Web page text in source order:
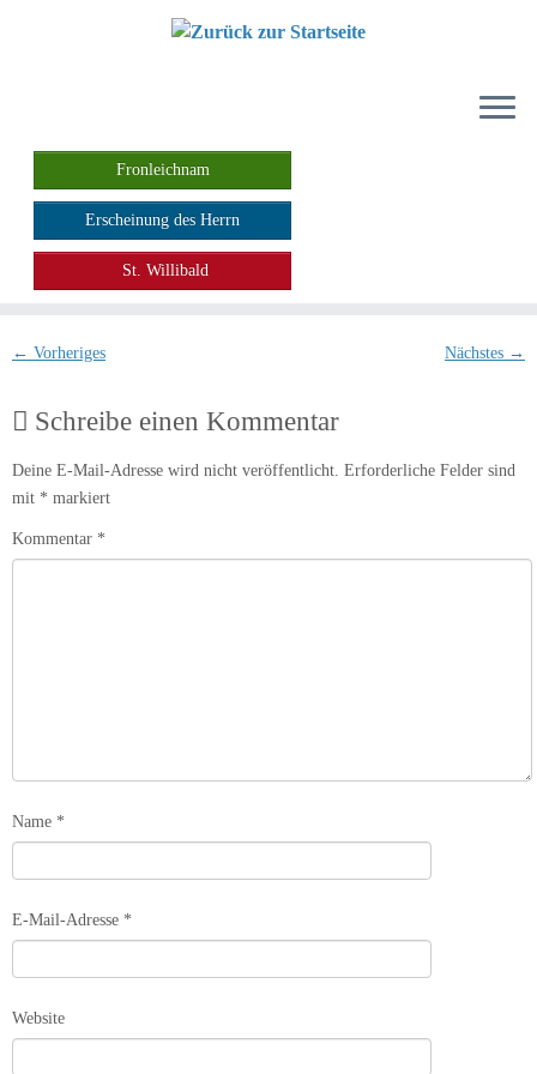
Fronleichnam
Erscheinung des Herrn
St. Willibald
← Vorheriges Nächstes →
Schreibe einen Kommentar
Deine E-Mail-Adresse wird nicht veröffentlicht. Erforderliche Felder sind
mit * markiert
Kommentar *
Name *
E-Mail-Adresse *
Website